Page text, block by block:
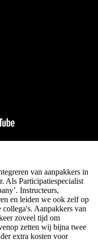
van aanpakkers in
Als Participatiespecialist
Instructeurs,
en leiden we ook zelf op
collega's. Aanpakkers van
zoveel tijd om
zetten wij bijna twee
extra kosten voor